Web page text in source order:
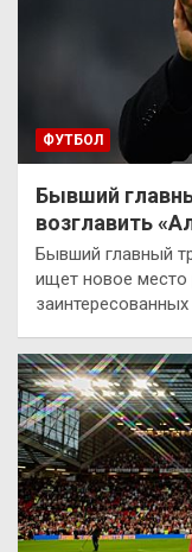
ФУТБОЛ
Бывший
возглавить
Бывший главный
ищет новое